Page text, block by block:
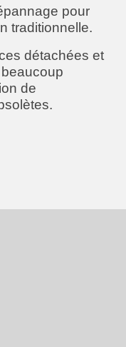
pour
traditionnelle.
détachées et
de